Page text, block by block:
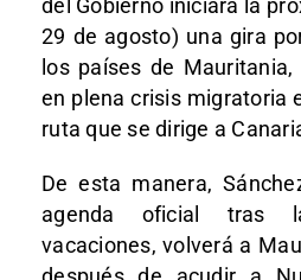
del Gobierno iniciará la
29 de agosto) una gira
los países de
en plena crisis migratoria
ruta que se dirige a
De esta manera,
agenda oficial tras
vacaciones, volverá a